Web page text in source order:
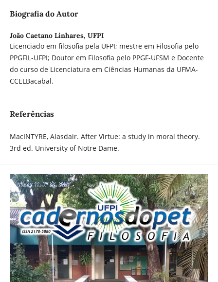
Biografia do Autor
João Caetano Linhares, UFPI
Licenciado em filosofia pela UFPI; mestre em Filosofia pelo
PPGFIL-UFPI; Doutor em Filosofia pelo PPGF-UFSM e Docente
do curso de Licenciatura em Ciências Humanas da UFMA-
CCELBacabal.
Referências
MacINTYRE, Alasdair. After Virtue: a study in moral theory.
3rd ed. University of Notre Dame.